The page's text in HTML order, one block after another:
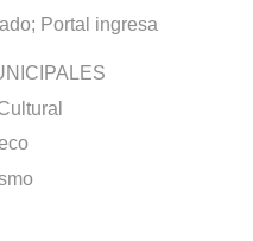
Portal ingresa